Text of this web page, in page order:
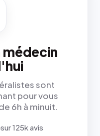
médecin
sont
pour vous
6h à minuit.
sur 125k avis